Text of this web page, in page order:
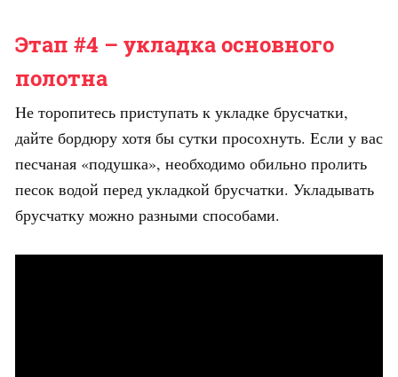
Этап #4 – укладка основного
полотна
Не торопитесь приступать к укладке брусчатки,
дайте бордюру хотя бы сутки просохнуть. Если у вас
песчаная «подушка», необходимо обильно пролить
песок водой перед укладкой брусчатки. Укладывать
брусчатку можно разными способами.